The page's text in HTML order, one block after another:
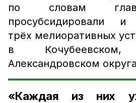
по словам
просубсидировали и
трёх мелиоративных
в Кочубеевском,
Александровском
«Каждая из них